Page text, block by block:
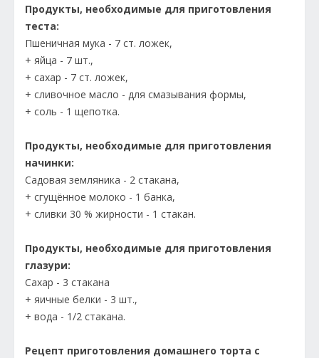
Продукты, необходимые для приготовления
теста:
Пшеничная мука - 7 ст. ложек,
+ яйца - 7 шт.,
+ сахар - 7 ст. ложек,
+ сливочное масло - для смазывания формы,
+ соль - 1 щепотка.
Продукты, необходимые для приготовления
начинки:
Садовая земляника - 2 стакана,
+ сгущённое молоко - 1 банка,
+ сливки 30 % жирности - 1 стакан.
Продукты, необходимые для приготовления
глазури:
Сахар - 3 стакана
+ яичные белки - 3 шт.,
+ вода - 1/2 стакана.
Рецепт приготовления домашнего торта с